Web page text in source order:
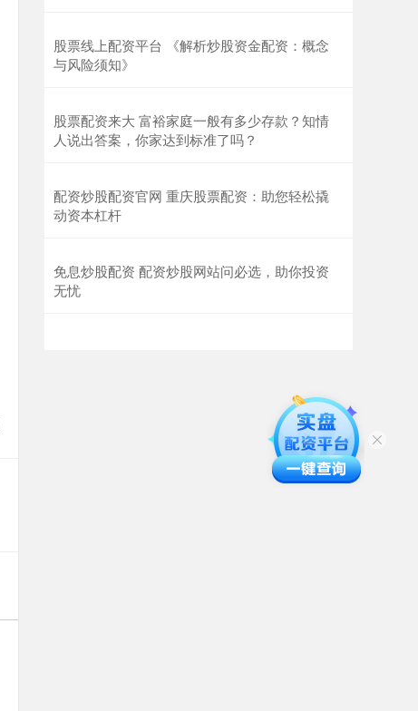
股票线上配资平台 《解析炒股资金配资：概念
与风险须知》
股票配资来大 富裕家庭一般有多少存款？知情
人说出答案，你家达到标准了吗？
配资炒股配资官网 重庆股票配资：助您轻松撬
动资本杠杆
免息炒股配资 配资炒股网站问必选，助你投资
无忧